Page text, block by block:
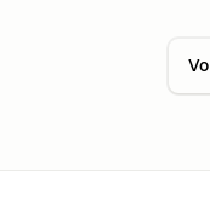
ville du quart